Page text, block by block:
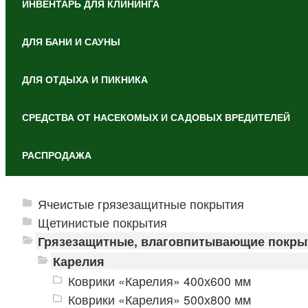
ИНВЕНТАРЬ ДЛЯ КЛИНИНГА
ДЛЯ БАНИ И САУНЫ
ДЛЯ ОТДЫХА И ПИКНИКА
СРЕДСТВА ОТ НАСЕКОМЫХ И САДОВЫХ ВРЕДИТЕЛЕЙ
РАСПРОДАЖА
Ячеистые грязезащитные покрытия
Щетинистые покрытия
Грязезащитные, влаговпитывающие
Карелия
Коврики «Карелия» 400х600 мм
Коврики «Карелия» 500х800 мм